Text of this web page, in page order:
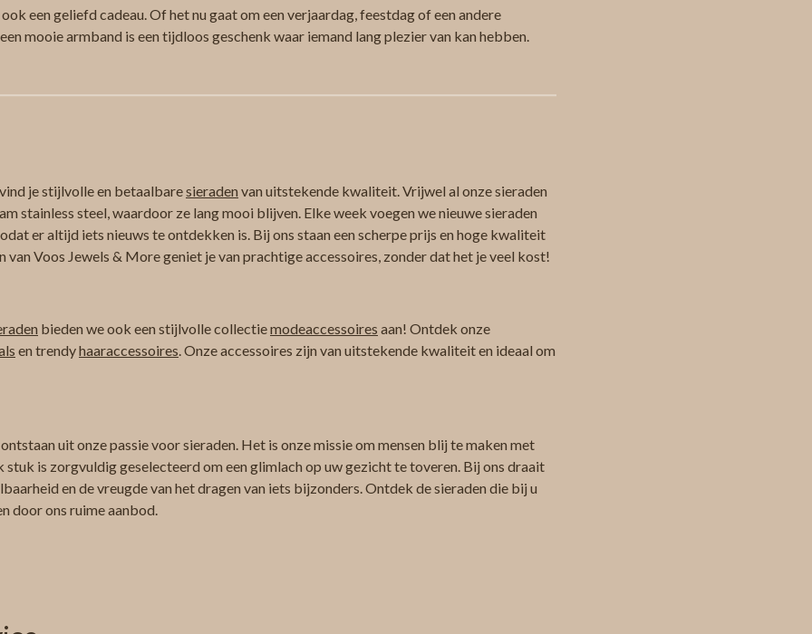
een geliefd cadeau. Of het nu gaat om een verjaardag, feestdag of een andere
mooie armband is een tijdloos geschenk waar iemand lang plezier van kan hebben.
je stijlvolle en betaalbaresieraden van uitstekende kwaliteit. Vrijwel al onze sieraden
stainless steel, waardoor ze lang mooi blijven. Elke week voegen we nieuwe sieraden
er altijd iets nieuws te ontdekken is. Bij ons staan een scherpe prijs en hoge kwaliteit
van Voos Jewels & More geniet je van prachtige accessoires, zonder dat het je veel kost!
bieden we ook een stijlvolle collectiemodeaccessoires aan! Ontdek onze
en trendyhaaraccessoires. Onze accessoires zijn van uitstekende kwaliteit en ideaal om
uit onze passie voor sieraden. Het is onze missie om mensen blij te maken met
stuk is zorgvuldig geselecteerd om een glimlach op uw gezicht te toveren. Bij ons draait
en de vreugde van het dragen van iets bijzonders. Ontdek de sieraden die bij u
door ons ruime aanbod.